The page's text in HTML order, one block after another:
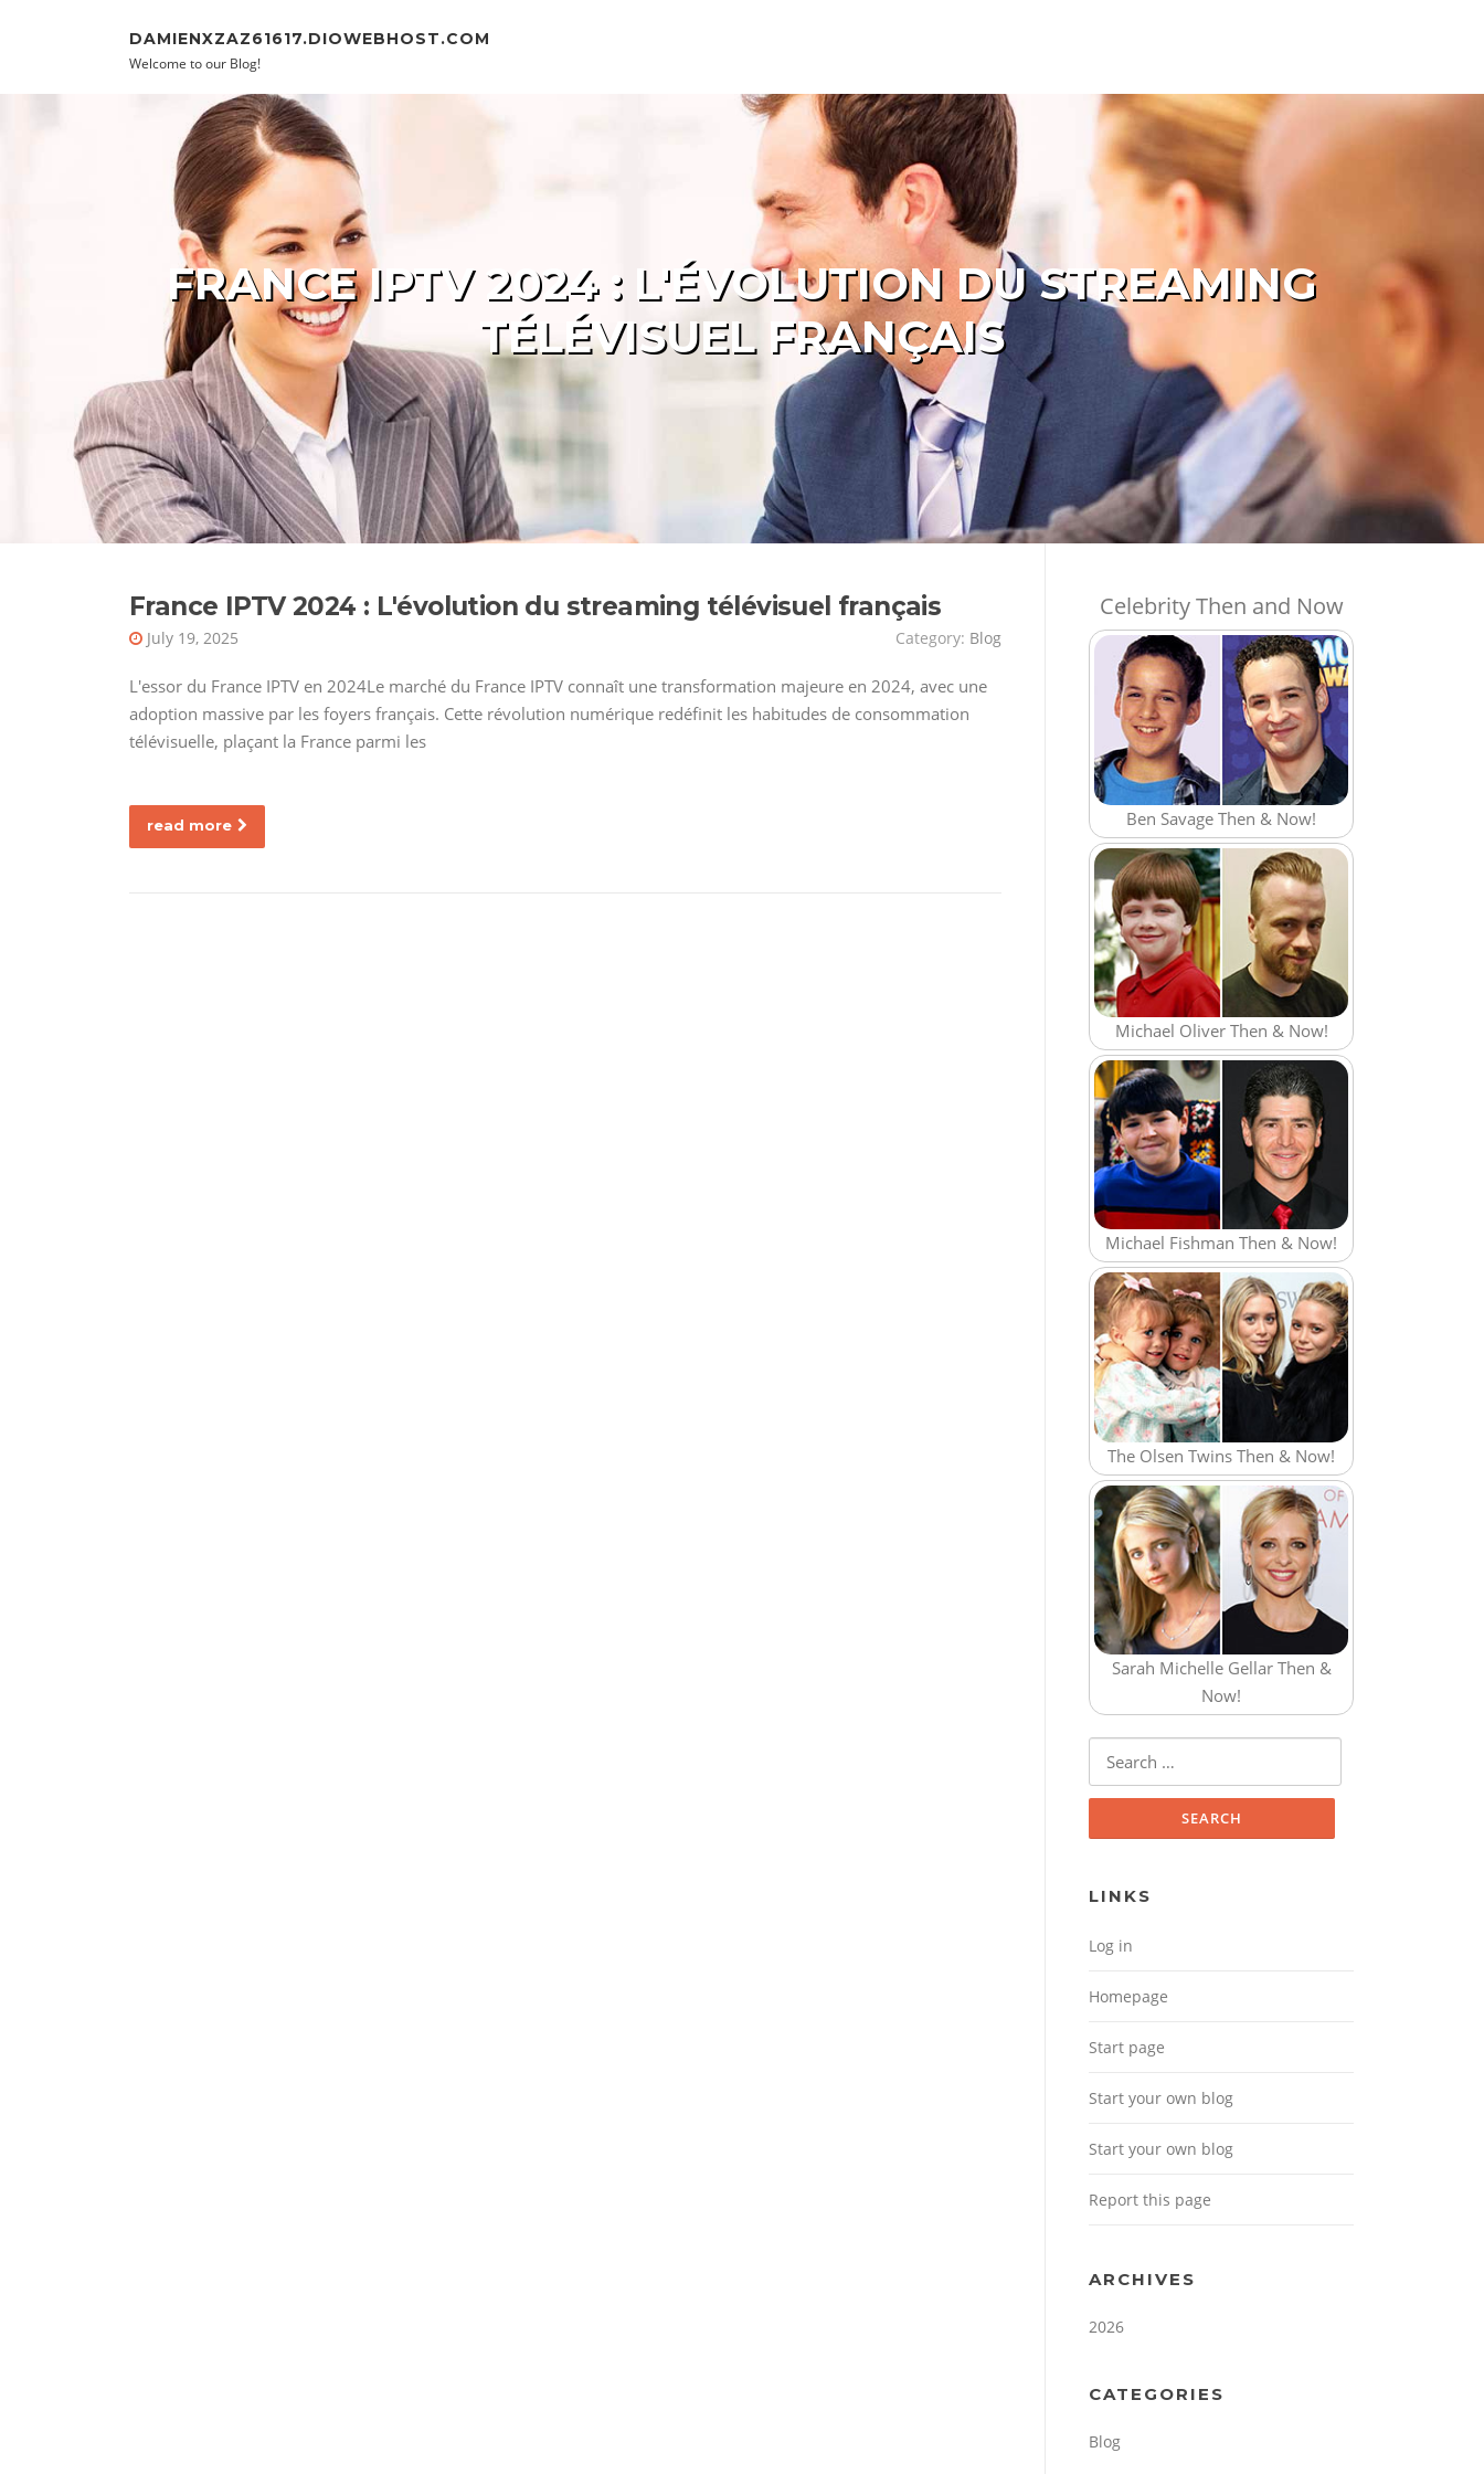
DAMIENXZAZ61617.DIOWEBHOST.COM
Welcome to our Blog!
FRANCE IPTV 2024 : L'ÉVOLUTION DU STREAMING
TÉLÉVISUEL FRANÇAIS
France IPTV 2024 : L'évolution du streaming télévisuel français
July 19, 2025 Category: Blog
L'essor du France IPTV en 2024Le marché du France IPTV connaît une transformation majeure en 2024, avec une
adoption massive par les foyers français. Cette révolution numérique redéfinit les habitudes de consommation
télévisuelle, plaçant la France parmi les
read more
Celebrity Then and Now
Ben Savage Then & Now!
Michael Oliver Then & Now!
Michael Fishman Then & Now!
The Olsen Twins Then & Now!
Sarah Michelle Gellar Then &
Now!
Search for:
LINKS
Log in
Homepage
Start page
Start your own blog
Start your own blog
Report this page
ARCHIVES
2026
CATEGORIES
Blog